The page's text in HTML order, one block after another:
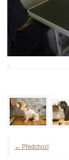
← Předchozí